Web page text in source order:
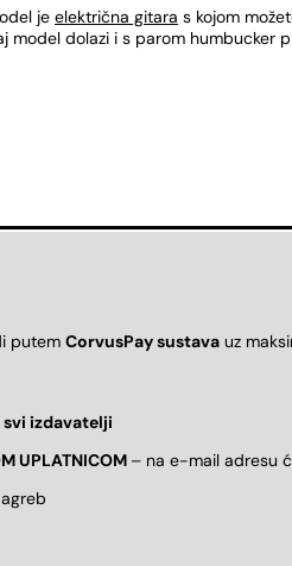
je električna gitara s kojom
model dolazi i s parom humbucker
putem CorvusPay sustava uz
svi izdavatelji
UPLATNICOM – na e-mail adresu